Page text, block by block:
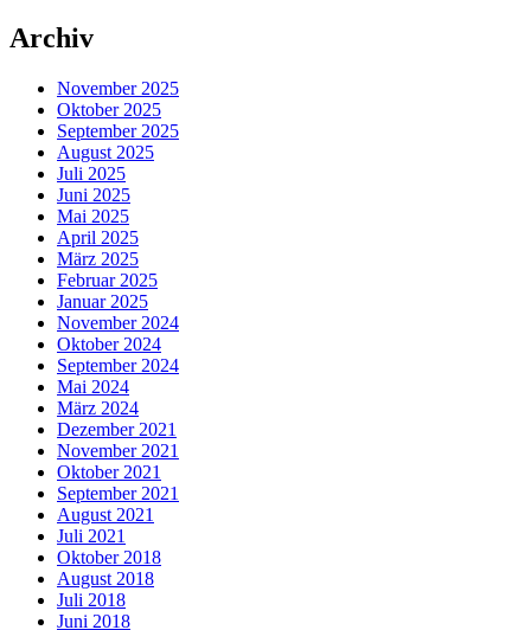
Archiv
November 2025
Oktober 2025
September 2025
August 2025
Juli 2025
Juni 2025
Mai 2025
April 2025
März 2025
Februar 2025
Januar 2025
November 2024
Oktober 2024
September 2024
Mai 2024
März 2024
Dezember 2021
November 2021
Oktober 2021
September 2021
August 2021
Juli 2021
Oktober 2018
August 2018
Juli 2018
Juni 2018